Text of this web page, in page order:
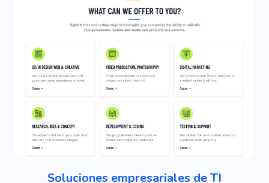
Soluciones empresariales de TI